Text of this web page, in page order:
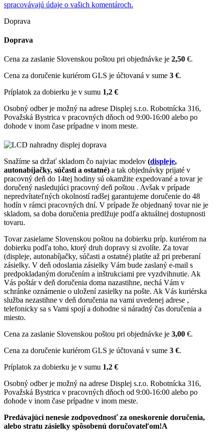
spracovávajú údaje o vašich komentároch.
Doprava
Doprava
Cena za zaslanie Slovenskou poštou pri objednávke je 2,50 €.
Cena za doručenie kuriérom GLS je účtovaná v sume 3 €.
Príplatok za dobierku je v sumu 1,2 €
Osobný odber je možný na adrese Displej s.r.o. Robotnícka 316,
Považská Bystrica v pracovných dňoch od 9:00-16:00 alebo po
dohode v inom čase prípadne v inom meste.
Snažíme sa držať skladom čo najviac modelov (displeje,
autonabíjačky, súčasti a ostatné) a tak objednávky prijaté v
pracovný deň do 14tej hodiny sú okamžite expedované a tovar je
doručený nasledujúci pracovný deň poštou . Avšak v prípade
nepredvítateľných okolností radšej garantujeme doručenie do 48
hodín v rámci pracovných dní. V prípade že objednaný tovar nie je
skladom, sa doba doručenia predlžuje podľa aktuálnej dostupnosti
tovaru.
Tovar zasielame Slovenskou poštou na dobierku príp. kuriérom na
dobierku podľa toho, ktorý druh dopravy si zvolíte. Za tovar
(displeje, autonabíjačky, súčasti a ostatné) platíte až pri preberaní
zásielky. V deň odoslania zásielky Vám bude zaslaný e-mail s
predpokladaným doručením a inštrukciami pre vyzdvihnutie. Ak
Vás poštár v deň doručenia doma nazastihne, nechá Vám v
schránke oznámenie o uložení zasielky na pošte. Ak Vás kuriérska
služba nezastihne v deň doručenia na vami uvedenej adrese ,
telefonicky sa s Vami spojí a dohodne si náradný čas doručenia a
miesto.
Cena za zaslanie Slovenskou poštou pri objednávke je 3,00 €.
Cena za doručenie kuriérom GLS je účtovaná v sume 3 €.
Príplatok za dobierku je v sumu 1,2 €
Osobný odber je možný na adrese Displej s.r.o. Robotnícka 316,
Považská Bystrica v pracovných dňoch od 9:00-16:00 alebo po
dohode v inom čase prípadne v inom meste.
Predávajúci nenesie zodpovednosť za oneskorenie doručenia,
alebo stratu zásielky spôsobenú doručovateľom!A